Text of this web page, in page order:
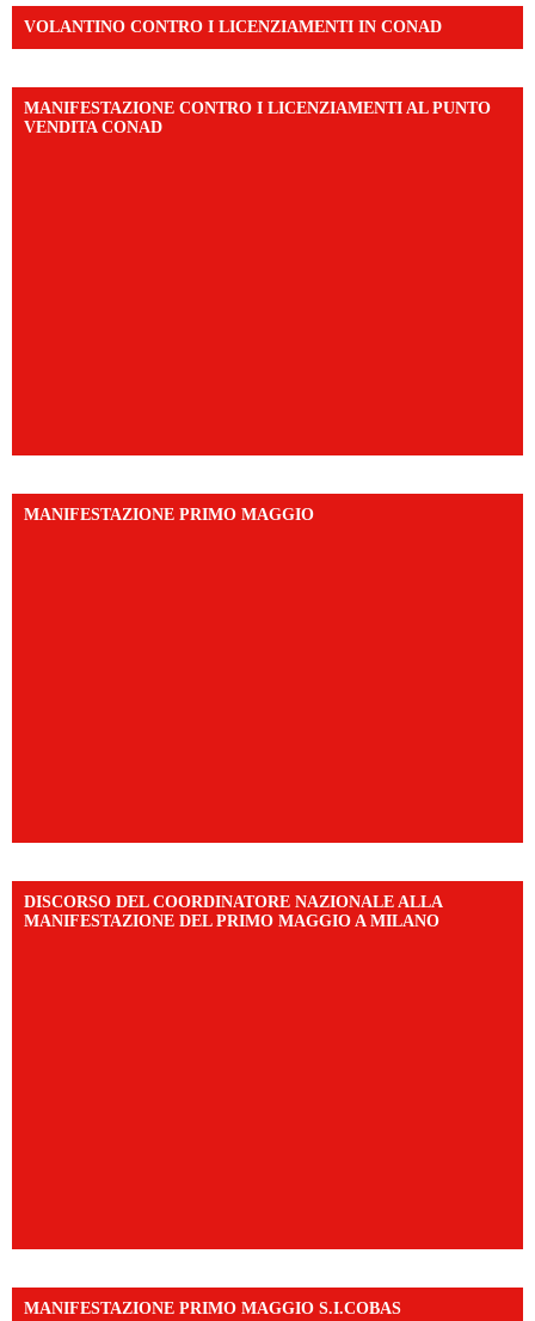
VOLANTINO CONTRO I LICENZIAMENTI IN CONAD
MANIFESTAZIONE CONTRO I LICENZIAMENTI AL PUNTO
VENDITA CONAD
MANIFESTAZIONE PRIMO MAGGIO
DISCORSO DEL COORDINATORE NAZIONALE ALLA
MANIFESTAZIONE DEL PRIMO MAGGIO A MILANO
MANIFESTAZIONE PRIMO MAGGIO S.I.COBAS